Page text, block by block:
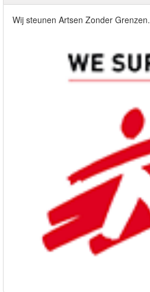
Wij steunen Artsen Zonder Grenzen.